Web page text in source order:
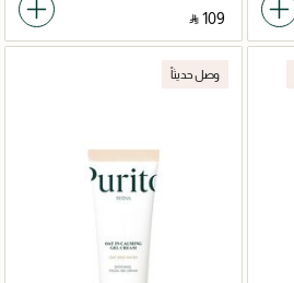
‎ ⃁ ⁦109⁩ ‎
وصل حديثاً